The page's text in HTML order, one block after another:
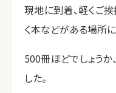
現地に到着、軽くご
く本などがある場所
500冊ほどでしょう
した。